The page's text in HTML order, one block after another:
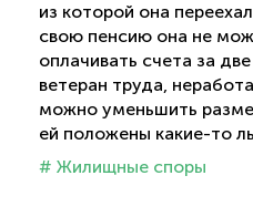
из которой она
свою пенсию она не
оплачивать счета за
ветеран труда,
можно уменьшить
ей положены какие-то
# Жилищные споры